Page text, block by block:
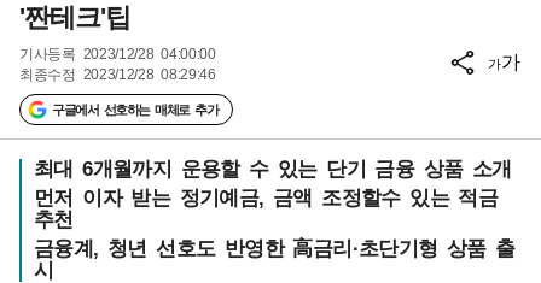
'짠테크'팁
기사등록 2023/12/28 04:00:00
최종수정 2023/12/28 08:29:46
구글에서 선호하는 매체로 추가
가가
최대 6개월까지 운용할 수 있는 단기 금융 상품 소개
먼저 이자 받는 정기예금, 금액 조정할수 있는 적금
추천
금융계, 청년 선호도 반영한 高금리·초단기형 상품 출
시